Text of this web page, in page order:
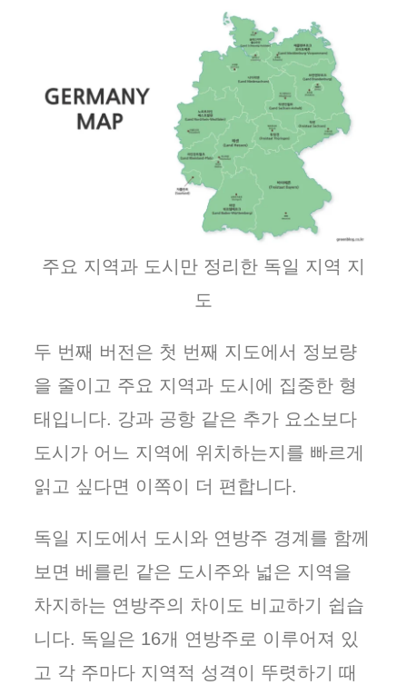
주요 지역과 도시만 정리한 독일 지역 지
도
두 번째 버전은 첫 번째 지도에서 정보량
을 줄이고 주요 지역과 도시에 집중한 형
태입니다. 강과 공항 같은 추가 요소보다
도시가 어느 지역에 위치하는지를 빠르게
읽고 싶다면 이쪽이 더 편합니다.
독일 지도에서 도시와 연방주 경계를 함께
보면 베를린 같은 도시주와 넓은 지역을
차지하는 연방주의 차이도 비교하기 쉽습
니다. 독일은 16개 연방주로 이루어져 있
고 각 주마다 지역적 성격이 뚜렷하기 때